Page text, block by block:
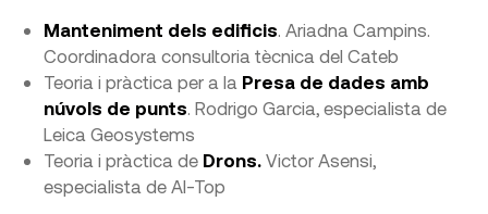
Manteniment dels edificis . Ariadna Campins.
Coordinadora consultoria tècnica del Cateb
Teoria i pràctica per a la Presa de dades amb
núvols de punts . Rodrigo Garcia, especialista de
Leica Geosystems
Teoria i pràctica de Drons. Victor Asensi,
especialista de Al-Top